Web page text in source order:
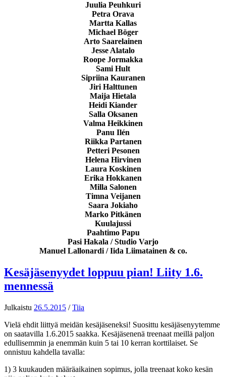
Juulia Peuhkuri
Petra Orava
Martta Kallas
Michael Böger
Arto Saarelainen
Jesse Alatalo
Roope Jormakka
Sami Hult
Sipriina Kauranen
Jiri Halttunen
Maija Hietala
Heidi Kiander
Salla Oksanen
Valma Heikkinen
Panu Ilén
Riikka Partanen
Petteri Pesonen
Helena Hirvinen
Laura Koskinen
Erika Hokkanen
Milla Salonen
Timna Veijanen
Saara Jokiaho
Marko Pitkänen
Kuulajussi
Paahtimo Papu
Pasi Hakala / Studio Varjo
Manuel Lallonardi / Iida Liimatainen & co.
Kesäjäsenyydet loppuu pian! Liity 1.6.
mennessä
Julkaistu 26.5.2015 /Tiia
Vielä ehdit liittyä meidän kesäjäseneksi! Suosittu kesäjäsenyytemme
on saatavilla 1.6.2015 saakka. Kesäjäsenenä treenaat meillä paljon
edullisemmin ja enemmän kuin 5 tai 10 kerran korttilaiset. Se
onnistuu kahdella tavalla:
1) 3 kuukauden määräaikainen sopimus, jolla treenaat koko kesän